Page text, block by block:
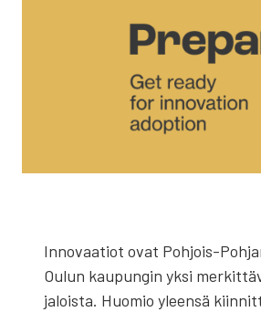
Inno­vaa­tiot ovat Poh­­jois-
Oulun kau­pun­gin yksi
ja­lois­ta. Huo­mio yleen­sä